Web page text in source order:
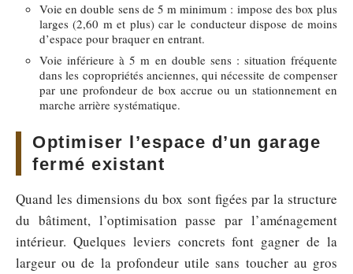
Voie en double sens de 5 m minimum : impose des box plus
larges (2,60 m et plus) car le conducteur dispose de moins
d’espace pour braquer en entrant.
Voie inférieure à 5 m en double sens : situation fréquente
dans les copropriétés anciennes, qui nécessite de compenser
par une profondeur de box accrue ou un stationnement en
marche arrière systématique.
Optimiser l’espace d’un garage
fermé existant
Quand les dimensions du box sont figées par la structure
du bâtiment, l’optimisation passe par l’aménagement
intérieur. Quelques leviers concrets font gagner de la
largeur ou de la profondeur utile sans toucher au gros